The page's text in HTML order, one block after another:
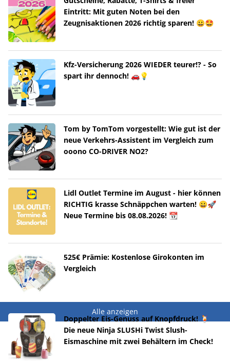
Eintritt: Mit guten Noten bei den
Zeugnisaktionen 2026 richtig sparen! 😀🤩
Kfz-Versicherung 2026 WIEDER teurer!? - So
spart ihr dennoch! 🚗💡
Tom by TomTom vorgestellt: Wie gut ist der
neue Verkehrs-Assistent im Vergleich zum
ooono CO-DRIVER NO2?
Lidl Outlet Termine im August - hier können
RICHTIG krasse Schnäppchen warten! 😀🚀
Neue Termine bis 08.08.2026! 📆
525€ Prämie: Kostenlose Girokonten im
Vergleich
Alle anzeigen
Doppelter Eis-Genuss auf Knopfdruck! 🍹
Die neue Ninja SLUSHi Twist Slush-
Eismaschine mit zwei Behältern im Check!